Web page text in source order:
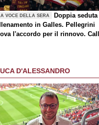
LA VOCE DELLA SERA
Doppia
in Galles. Pellegrini
l'accordo per il rinnovo. Call
D'ALESSANDRO